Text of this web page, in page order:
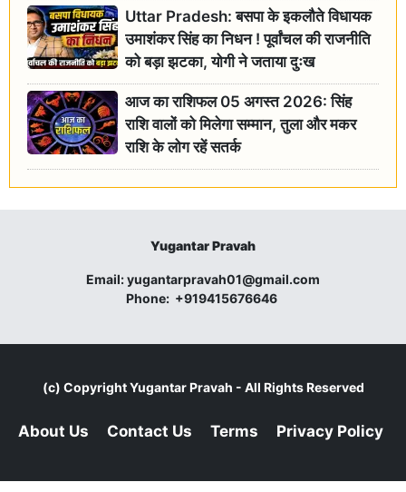
Uttar Pradesh: बसपा के इकलौते विधायक
उमाशंकर सिंह का निधन ! पूर्वांचल की राजनीति
को बड़ा झटका, योगी ने जताया दुःख
आज का राशिफल 05 अगस्त 2026: सिंह
राशि वालों को मिलेगा सम्मान, तुला और मकर
राशि के लोग रहें सतर्क
Yugantar Pravah
Email:yugantarpravah01@gmail.com
Phone: +919415676646
(c) CopyrightYugantar Pravah - All Rights Reserved
About Us Contact Us Terms Privacy Policy